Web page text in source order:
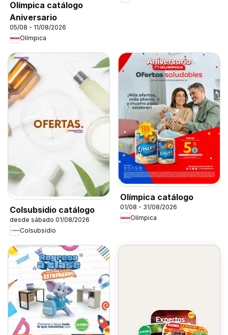
Olímpica catálogo
Aniversario
05/08 - 11/08/2026
Olímpica
Colsubsidio catálogo
desde sábado 01/08/2026
Colsubsidio
Olímpica catálogo
01/08 - 31/08/2026
Olímpica